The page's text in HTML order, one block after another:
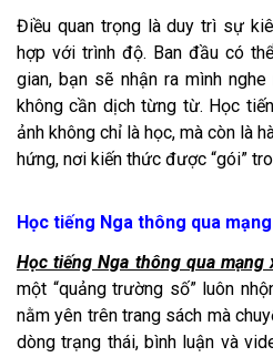
Điều quan trọng là duy trì sự
hợp với trình độ. Ban đầu có
gian, bạn sẽ nhận ra mình
không cần dịch từng từ. Học
ảnh không chỉ là học, mà còn là
hứng, nơi kiến thức được “gói”
Học tiếng Nga thông qua
Học tiếng Nga thông qua mạng
một “quảng trường số” luôn
nằm yên trên trang sách mà
dòng trạng thái, bình luận và